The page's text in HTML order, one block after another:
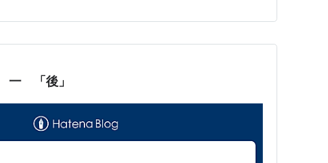
かった)といったふうにかかる場合、正しくは「すごく寒か
、例文Aは文法…
一 「後」